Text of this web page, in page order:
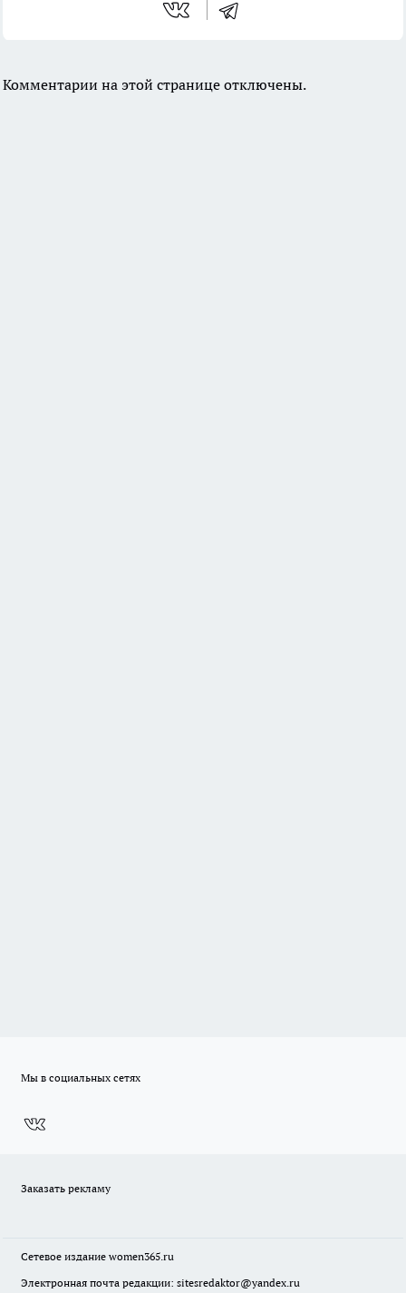
Комментарии на этой странице отключены.
Мы в социальных сетях
Заказать рекламу
Сетевое издание women365.ru
Электронная почта редакции: sitesredaktor@yandex.ru